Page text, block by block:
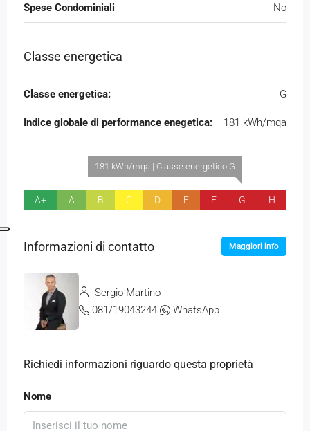
Spese Condominiali No
Classe energetica
Classe energetica: G
Indice globale di performance enegetica: 181 kWh/mqa
A+ A B C D E F
181 kWh/mqa | Classe energetico G
G H
Informazioni di contatto Maggiori info
Sergio Martino
081/19043244
WhatsApp
Richiedi informazioni riguardo questa proprietà
Nome